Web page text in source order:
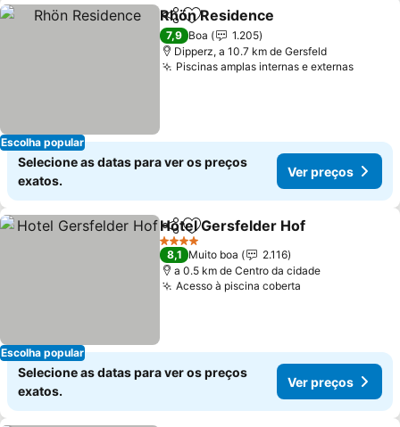
Escolha popular
PartilharAdicionar aos favoritos
Rhön Residence
7,9 Boa
1.205
Dipperz, a 10.7 km de Gersfeld
Piscinas amplas internas e externasVer
Selecione as datas para ver os preços
exatos.
Ver preços
Escolha popular
PartilharAdicionar aos favoritos
Hotel Gersfelder Hof
4 Estrelas
8,1 Muito boa
2.116
a 0.5 km de Centro da cidade
Acesso à piscina coberta
Selecione as datas para ver os preços
exatos.
Ver preços